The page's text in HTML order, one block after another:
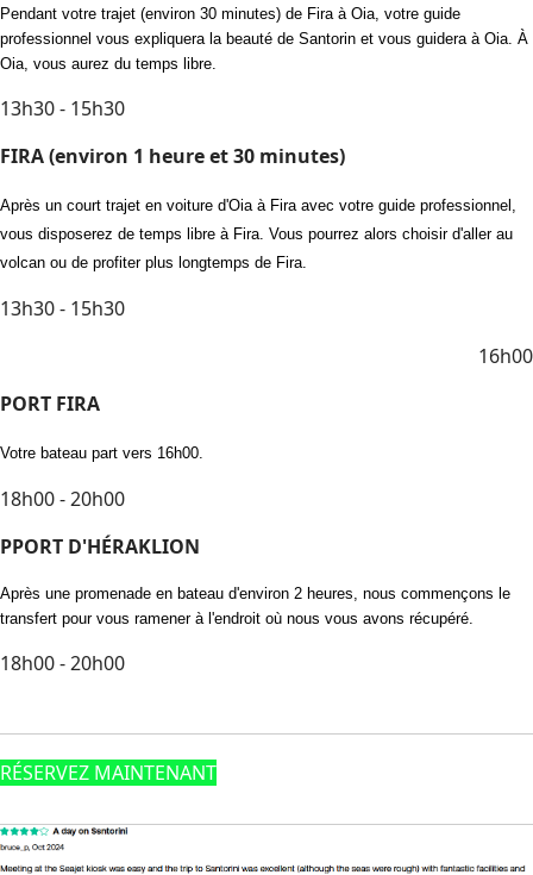
Pendant votre trajet (environ 30 minutes) de Fira à Oia, votre guide
professionnel vous expliquera la beauté de Santorin et vous guidera à Oia. À
Oia, vous aurez du temps libre.
13h30 - 15h30
FIRA (environ 1 heure et 30 minutes)
Après un court trajet en voiture d'Oia à Fira avec votre guide professionnel,
vous disposerez de temps libre à Fira. Vous pourrez alors choisir d'aller au
volcan ou de profiter plus longtemps de Fira.
13h30 - 15h30
16h00
PORT FIRA
Votre bateau part vers 16h00.
18h00 - 20h00
PPORT D'HÉRAKLION
Après une promenade en bateau d'environ 2 heures, nous commençons le
transfert pour vous ramener à l'endroit où nous vous avons récupéré.
18h00 - 20h00
RÉSERVEZ MAINTENANT
Avis en Vedette